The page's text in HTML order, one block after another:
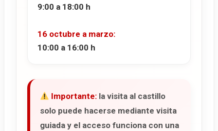
9:00 a 18:00 h
16 octubre a marzo:
10:00 a 16:00 h
Importante: la visita al castillo
solo puede hacerse mediante visita
guiada y el acceso funciona con una